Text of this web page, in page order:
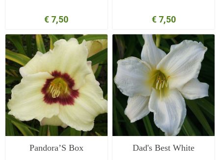
€ 7,50 € 7,50
Pandora’S Box Dad's Best White